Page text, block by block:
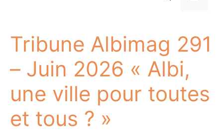
Tribune Albimag 291
– Juin 2026 « Albi,
une ville pour toutes
et tous ? »